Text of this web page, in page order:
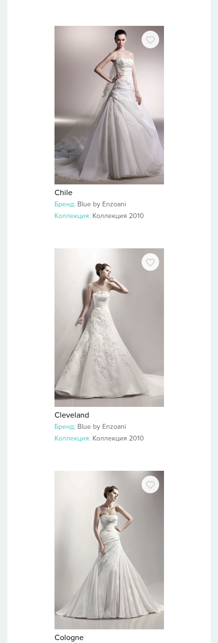
Chile
Бренд: Blue by Enzoani
Коллекция: Коллекция 2010
Cleveland
Бренд: Blue by Enzoani
Коллекция: Коллекция 2010
Cologne